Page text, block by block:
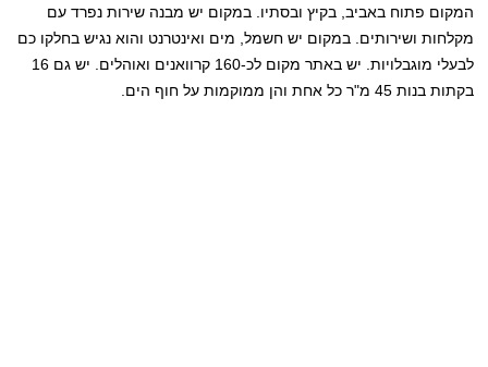
המקום פתוח באביב, בקיץ ובסתיו. במקום יש מבנה שירות נפרד עם
מקלחות ושירותים. במקום יש חשמל, מים ואינטרנט והוא נגיש בחלקו כם
לבעלי מוגבלויות. יש באתר מקום לכ-160 קרוואנים ואוהלים. יש גם 16
בקתות בנות 45 מ"ר כל אחת והן ממוקמות על חוף הים.